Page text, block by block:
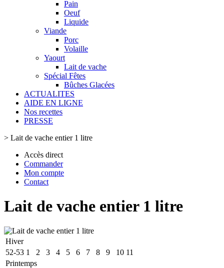
Pain
Oeuf
Liquide
Viande
Porc
Volaille
Yaourt
Lait de vache
Spécial Fêtes
Bûches Glacées
ACTUALITES
AIDE EN LIGNE
Nos recettes
PRESSE
> Lait de vache entier 1 litre
Accès direct
Commander
Mon compte
Contact
Lait de vache entier 1 litre
Hiver
52-53 1 2 3 4 5 6 7 8 9 10 11
Printemps